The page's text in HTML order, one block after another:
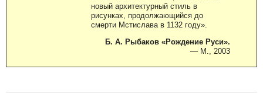
новый архитектурный стиль в
рисунках, продолжающийся до
смерти Мстислава в 1132 году».
Б. А. Рыбаков «Рождение Руси».
— М., 2003